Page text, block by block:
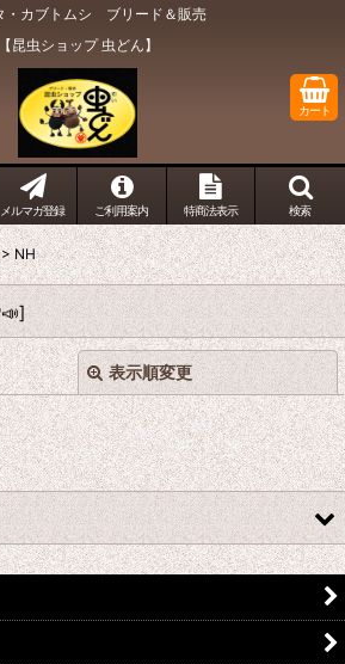
・カブトムシ ブリード＆販売
【昆虫ショップ 虫どん】
カート
メルマガ登録 ご利用案内 特商法表示 検索
> NH
]
表示順変更 閉じる